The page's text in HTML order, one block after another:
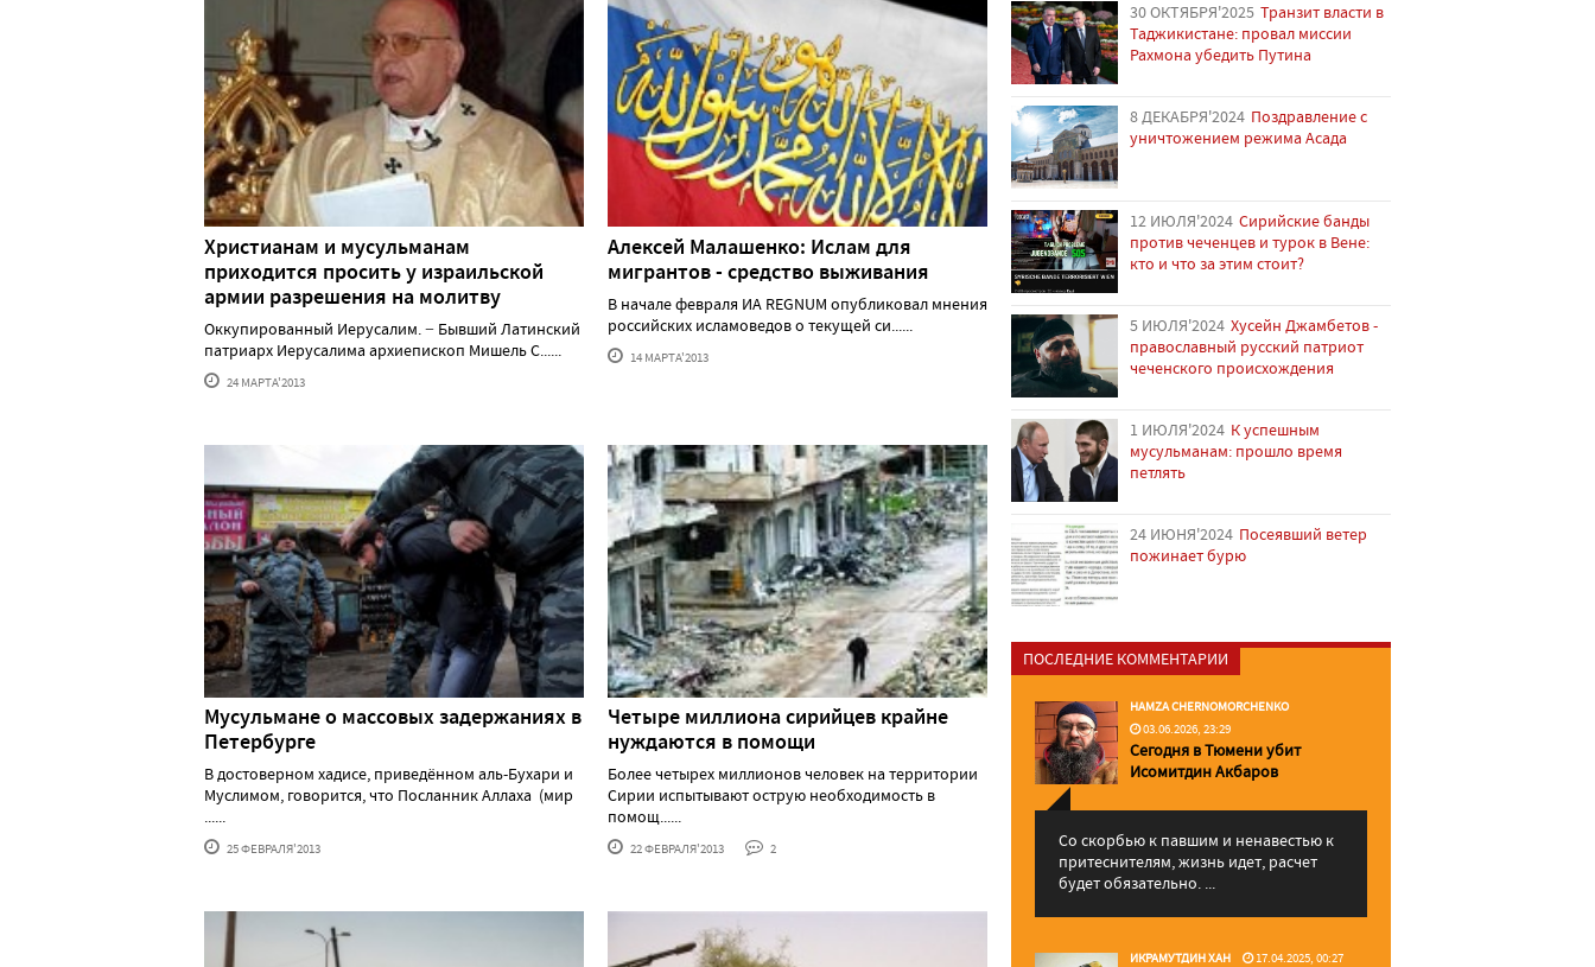
Христианам и мусульманам
приходится просить у израильской
армии разрешения на молитву
Оккупированный Иерусалим. − Бывший Латинский
патриарх Иерусалима архиепископ Мишель С......
24 МАРТА'2013
Алексей Малашенко: Ислам для
мигрантов - средство выживания
В начале февраля ИА REGNUM опубликовал мнения
российских исламоведов о текущей си......
14 МАРТА'2013
Мусульмане о массовых задержаниях в
Петербурге
В достоверном хадисе, приведённом аль-Бухари и
Муслимом, говорится, что Посланник Аллаха (мир
......
25 ФЕВРАЛЯ'2013
Четыре миллиона сирийцев крайне
нуждаются в помощи
Более четырех миллионов человек на территории
Сирии испытывают острую необходимость в
помощ......
22 ФЕВРАЛЯ'2013 2
30 ОКТЯБРЯ'2025 Транзит власти в
Таджикистане: провал миссии
Рахмона убедить Путина
8 ДЕКАБРЯ'2024 Поздравление с
уничтожением режима Асада
12 ИЮЛЯ'2024 Сирийские банды
против чеченцев и турок в Вене:
кто и что за этим стоит?
5 ИЮЛЯ'2024 Хусейн Джамбетов -
православный русский патриот
чеченского происхождения
1 ИЮЛЯ'2024 К успешным
мусульманам: прошло время
петлять
24 ИЮНЯ'2024 Посеявший ветер
пожинает бурю
ПОСЛЕДНИЕ КОММЕНТАРИИ
HAMZA CHERNOMORCHENKO
03.06.2026, 23:29
Сегодня в Тюмени убит
Исомитдин Акбаров
Со скорбью к павшим и ненавестью к
притеснителям, жизнь идет, расчет
будет обязательно. ...
ИКРАМУТДИН ХАН 17.04.2025, 00:27